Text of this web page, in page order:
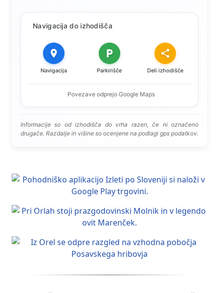
Navigacija do izhodišča
Navigacija Parkirišče Deli izhodišče
Povezave odprejo Google Maps
Informacije so od izhodišča do vrha razen, če ni označeno
drugače. Razdalje in višine so ocenjene na podlagi gps podatkov.